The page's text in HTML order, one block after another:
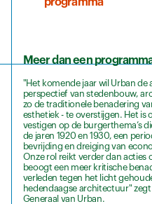
Meer dan een
"Het komende jaar wil Urban
perspectief van stedenbouw,
zo de traditionele benadering
esthetiek - te overstijgen. Het is
vestigen op de burgerthema’s
de jaren 1920 en 1930, een
bevrijding en dreiging van
Onze rol reikt verder dan
beoogt een meer kritische
verleden tegen het licht
hedendaagse architectuur"
Generaal van Urban.